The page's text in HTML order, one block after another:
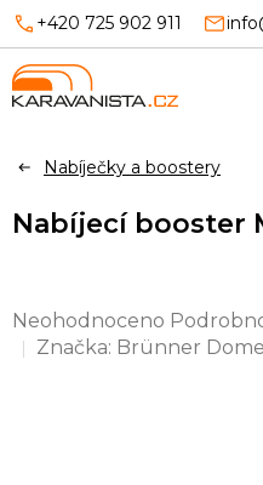
Přejít
obsah
+420 725 902 911
Nabíječky a boostery
Nabíjecí booster
Průměrné
hodnocení
Neohodnoceno
Značka: Brünner